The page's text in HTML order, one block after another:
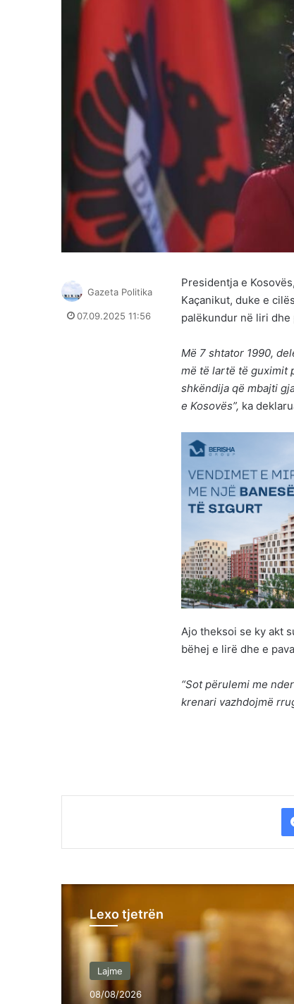
Presidentja e
Kaçanikut, duke e
palëkundur në liri dhe
Më 7 shtator 1990,
më të lartë të guximit
shkëndija që mbajti
e Kosovës”, ka
Ajo theksoi se ky akt
bëhej e lirë dhe e
“Sot përulemi me
krenari vazhdojmë
Gazeta Politika
07.09.2025 11:56
Lexo tjetrën
Lajme
08/08/2026